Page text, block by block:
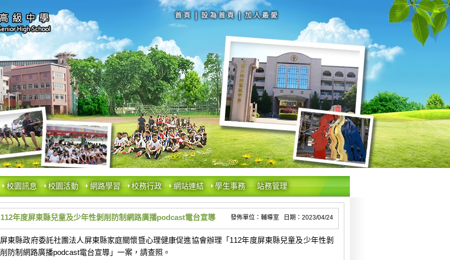
校園訊息 校園活動 網路學習 校務行政 網站連結 學生事務 站務管理
112年度屏東縣兒童及少年性剝削防制網路廣播podcast電台宣導 發佈單位：輔導室 日期：2023/04/24
屏東縣政府委託社團法人屏東縣家庭關懷暨心理健康促進協會辦理「112年度屏東縣兒童及少年性剝
削防制網路廣播podcast電台宣導」一案，請查照。